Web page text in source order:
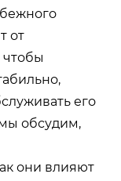
от
его
обсудим,
они влияют